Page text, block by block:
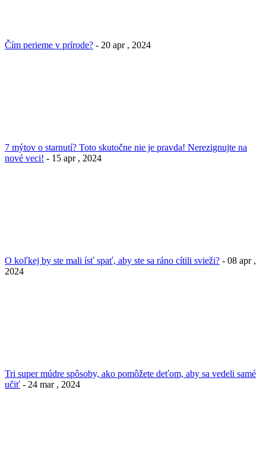
Čím perieme v prírode? - 20 apr , 2024
7 mýtov o starnutí? Toto skutočne nie je pravda! Nerezignujte na
nové veci! - 15 apr , 2024
O koľkej by ste mali ísť spať, aby ste sa ráno cítili svieži? - 08 apr ,
2024
Tri super múdre spôsoby, ako pomôžete deťom, aby sa vedeli samé
učiť - 24 mar , 2024